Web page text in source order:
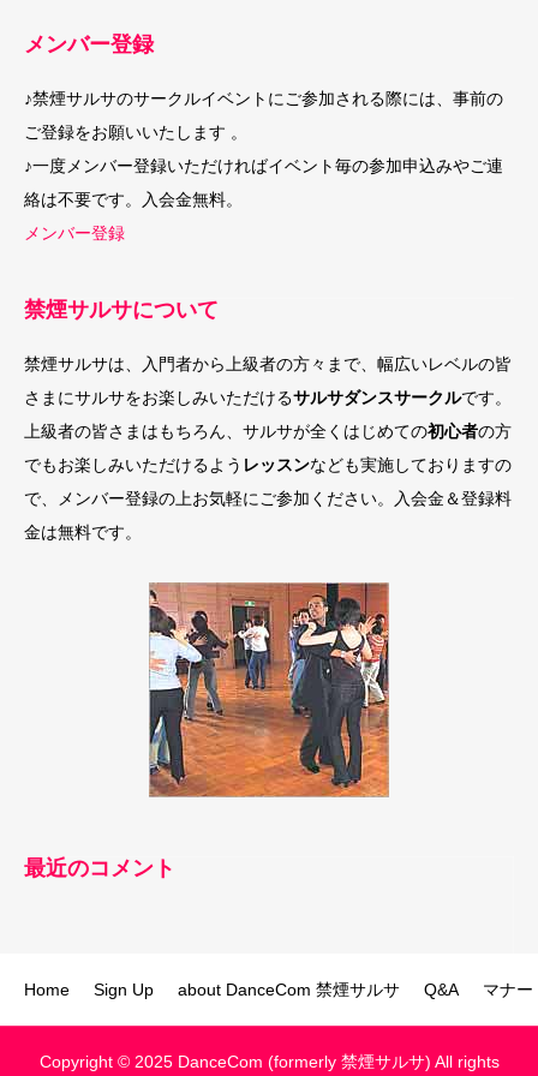
メンバー登録
♪禁煙サルサのサークルイベントにご参加される際には、事前の
ご登録をお願いいたします 。
♪一度メンバー登録いただければイベント毎の参加申込みやご連
絡は不要です。入会金無料。
メンバー登録
禁煙サルサについて
禁煙サルサは、入門者から上級者の方々まで、幅広いレベルの皆
さまにサルサをお楽しみいただけるサルサダンスサークルです。
上級者の皆さまはもちろん、サルサが全くはじめての初心者の方
でもお楽しみいただけるよう レッスンなども実施しておりますの
で、メンバー登録の上お気軽にご参加ください。入会金＆登録料
金は無料です。
最近のコメント
Home Sign Up about DanceCom 禁煙サルサ Q&A マナー
Copyright © 2025 DanceCom (formerly 禁煙サルサ) All rights